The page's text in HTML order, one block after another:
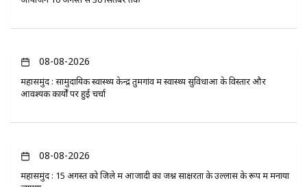
08-08-2026
महासमुंद : सामुदायिक स्वास्थ्य केन्द्र तुमगांव में स्वास्थ्य सुविधाओं के विस्तार और
आवश्यक कार्यों पर हुई चर्चा
08-08-2026
महासमुंद : 15 अगस्त को जिले में आजादी का जश्न साक्षरता के उल्लास के रूप में मनाया